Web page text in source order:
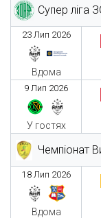
Супер ліга
23 Лип 2026
Вдома
9 Лип 2026
У гостях
Чемпіонат
18 Лип 2026
Вдома